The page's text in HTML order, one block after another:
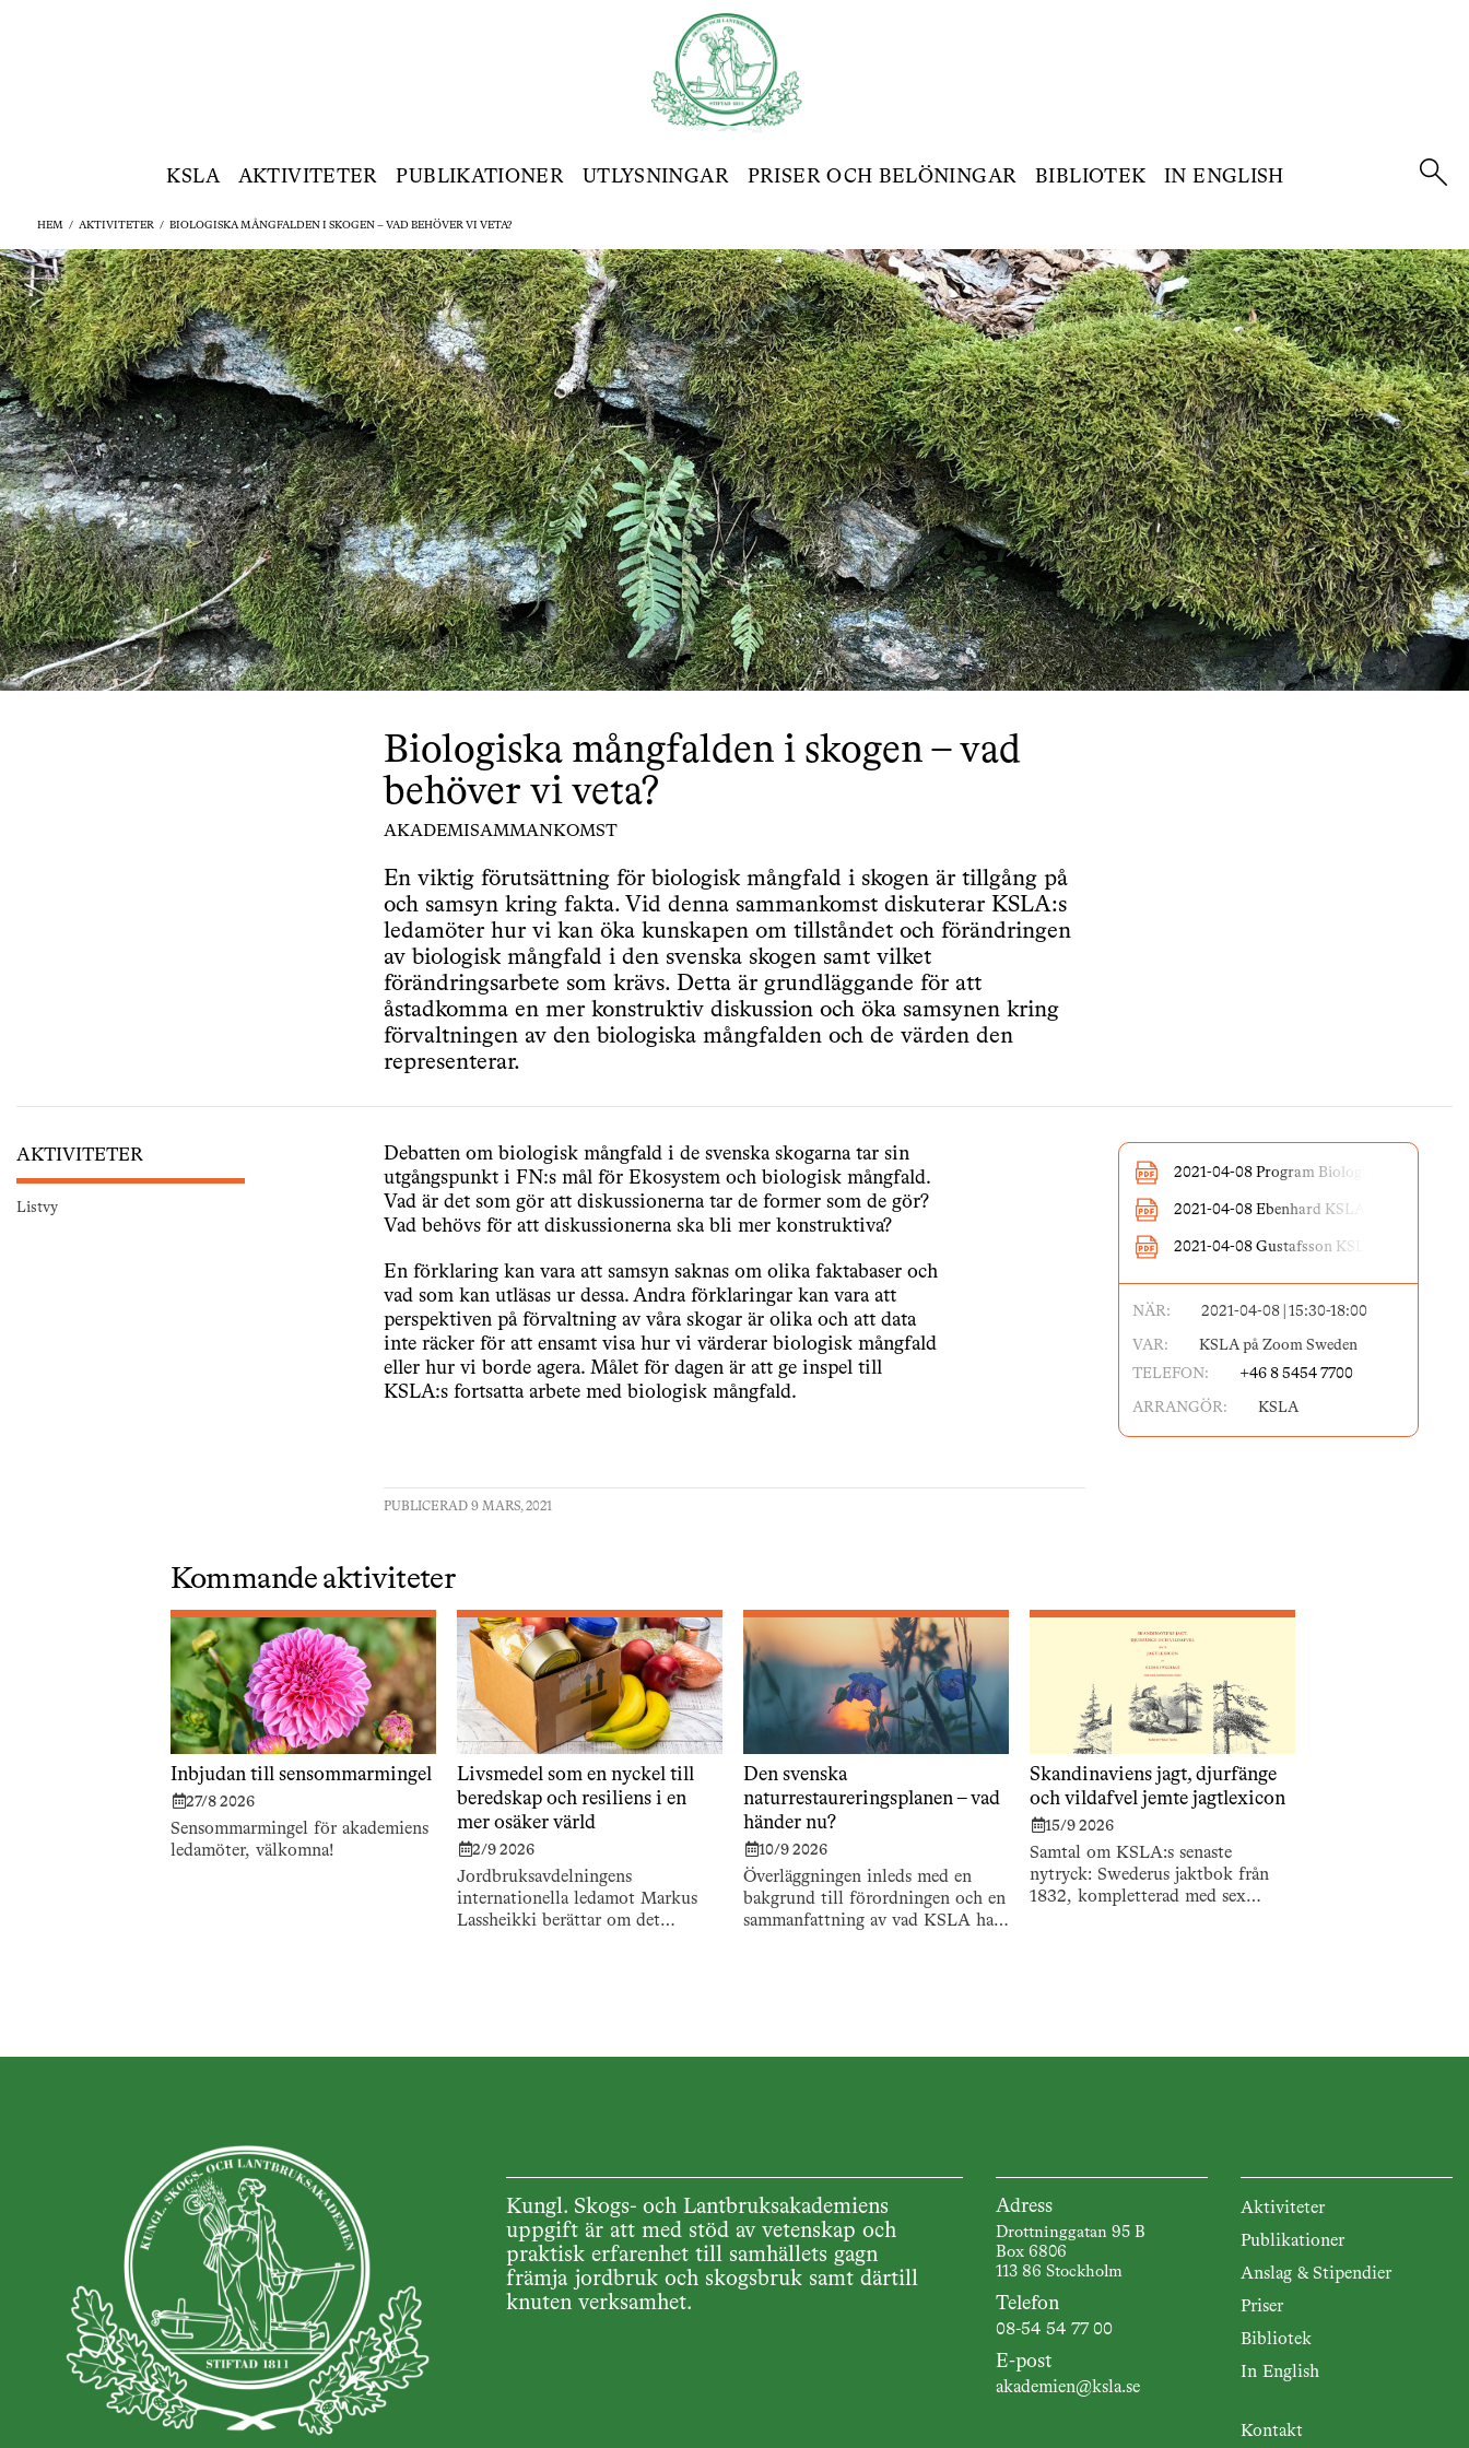
KSLA AKTIVITETER PUBLIKATIONER UTLYSNINGAR PRISER OCH BELÖNINGAR BIBLIOTEK IN ENGLISH
HEM / AKTIVITETER / BIOLOGISKA MÅNGFALDEN I SKOGEN – VAD BEHÖVER VI VETA?
Biologiska mångfalden i skogen – vad
behöver vi veta?
AKADEMISAMMANKOMST
En viktig förutsättning för biologisk mångfald i skogen är tillgång på
och samsyn kring fakta. Vid denna sammankomst diskuterar KSLA:s
ledamöter hur vi kan öka kunskapen om tillståndet och förändringen
av biologisk mångfald i den svenska skogen samt vilket
förändringsarbete som krävs. Detta är grundläggande för att
åstadkomma en mer konstruktiv diskussion och öka samsynen kring
förvaltningen av den biologiska mångfalden och de värden den
representerar.
AKTIVITETER
Listvy
Debatten om biologisk mångfald i de svenska skogarna tar sin
utgångspunkt i FN:s mål för Ekosystem och biologisk mångfald.
Vad är det som gör att diskussionerna tar de former som de gör?
Vad behövs för att diskussionerna ska bli mer konstruktiva?
En förklaring kan vara att samsyn saknas om olika faktabaser och
vad som kan utläsas ur dessa. Andra förklaringar kan vara att
perspektiven på förvaltning av våra skogar är olika och att data
inte räcker för att ensamt visa hur vi värderar biologisk mångfald
eller hur vi borde agera. Målet för dagen är att ge inspel till
KSLA:s fortsatta arbete med biologisk mångfald.
PUBLICERAD 9 MARS, 2021
2021-04-08 Program Biologi...
2021-04-08 Ebenhard KSLA
2021-04-08 Gustafsson KSLA
NÄR: 2021-04-08 | 15:30-18:00
VAR:
KSLA på Zoom Sweden
TELEFON:
+46 8 5454 7700
ARRANGÖR: KSLA
Kommande aktiviteter
Inbjudan till sensommarmingel
27/8 2026
Sensommarmingel för akademiens
ledamöter, välkomna!
Livsmedel som en nyckel till
beredskap och resiliens i en
mer osäker värld
2/9 2026
Jordbruksavdelningens
internationella ledamot Markus
Lassheikki berättar om det
Den svenska
naturrestaureringsplanen – vad
händer nu?
10/9 2026
Överläggningen inleds med en
bakgrund till förordningen och en
sammanfattning av vad KSLA har
Skandinaviens jagt, djurfänge
och vildafvel jemte jagtlexicon
15/9 2026
Samtal om KSLA:s senaste
nytryck: Swederus jaktbok från
1832, kompletterad med sex
Kungl. Skogs- och Lantbruksakademiens
uppgift är att med stöd av vetenskap och
praktisk erfarenhet till samhällets gagn
främja jordbruk och skogsbruk samt därtill
knuten verksamhet.
Adress
Drottninggatan 95 B
Box 6806
113 86 Stockholm
Telefon
08-54 54 77 00
E-post
akademien@ksla.se
Aktiviteter
Publikationer
Anslag & Stipendier
Priser
Bibliotek
In English
Kontakt